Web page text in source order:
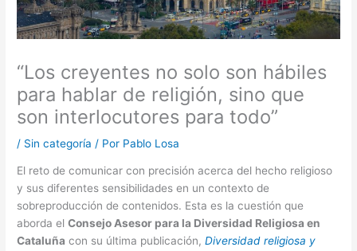
“Los creyentes no solo son hábiles
para hablar de religión, sino que
son interlocutores para todo”
/ Sin categoría / Por Pablo Losa
El reto de comunicar con precisión acerca del hecho religioso
y sus diferentes sensibilidades en un contexto de
sobreproducción de contenidos. Esta es la cuestión que
aborda elConsejo Asesor para la Diversidad Religiosa en
Cataluña con su última publicación,Diversidad religiosa y